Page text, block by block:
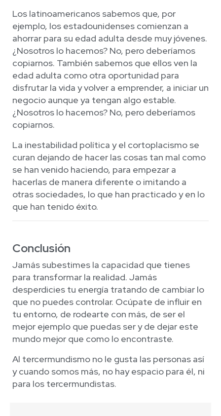
Los latinoamericanos sabemos que, por
ejemplo, los estadounidenses comienzan a
ahorrar para su edad adulta desde muy jóvenes.
¿Nosotros lo hacemos? No, pero deberíamos
copiarnos. También sabemos que ellos ven la
edad adulta como otra oportunidad para
disfrutar la vida y volver a emprender, a iniciar un
negocio aunque ya tengan algo estable.
¿Nosotros lo hacemos? No, pero deberíamos
copiarnos.
La inestabilidad política y el cortoplacismo se
curan dejando de hacer las cosas tan mal como
se han venido haciendo, para empezar a
hacerlas de manera diferente o imitando a
otras sociedades, lo que han practicado y en lo
que han tenido éxito.
Conclusión
Jamás subestimes la capacidad que tienes
para transformar la realidad. Jamás
desperdicies tu energía tratando de cambiar lo
que no puedes controlar. Ocúpate de influir en
tu entorno, de rodearte con más, de ser el
mejor ejemplo que puedas ser y de dejar este
mundo mejor que como lo encontraste.
Al tercermundismo no le gusta las personas así
y cuando somos más, no hay espacio para él, ni
para los tercermundistas.